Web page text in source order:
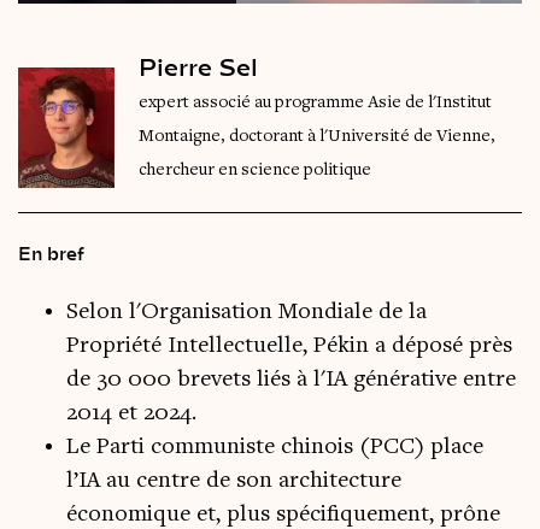
Pierre Sel
expert associé au programme Asie de l'Institut
Montaigne, doctorant à l'Université de Vienne,
chercheur en science politique
En bref
Selon l'Organisation Mondiale de la
Propriété Intellectuelle, Pékin a déposé près
de 30 000 brevets liés à l'IA générative entre
2014 et 2024.
Le Parti communiste chinois (PCC) place
l’IA au centre de son architecture
économique et, plus spécifiquement, prône